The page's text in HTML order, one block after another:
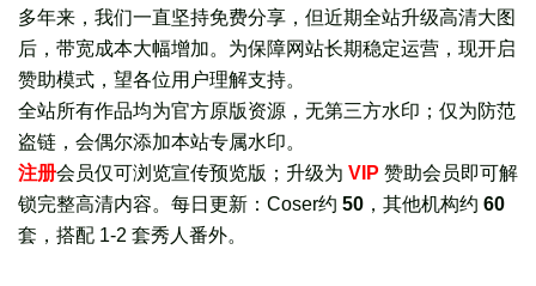
多年来，我们一直坚持免费分享，但近期全站升级高清大图
后，带宽成本大幅增加。为保障网站长期稳定运营，现开启
赞助模式，望各位用户理解支持。
全站所有作品均为官方原版资源，无第三方水印；仅为防范
盗链，会偶尔添加本站专属水印。
注册会员仅可浏览宣传预览版 ； 升级为 VIP 赞助会员即可解
锁完整高清内容。每日更新： Coser约 50 ，其他机构约 60
套， 搭配 1-2 套秀人番外。